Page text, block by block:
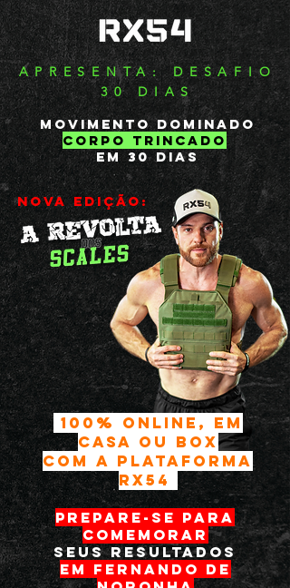
APRESENTA: DESAFIO
30 DIAS
MOVIMENTO DOMINADO
CORPO TRINCADO
EM 30 DIAS
nova edição:
100% online, EM
CASA OU BOX
COM a PLATAFORMA
RX54
prepare-se para
COMEMORAr
SEUS RESULTADOS
EM FERNANDO DE